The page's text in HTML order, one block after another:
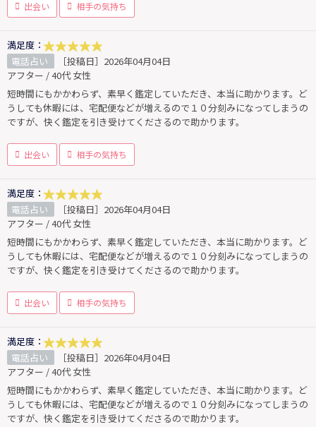
出会い 相手の気持ち
満足度：
電話占い
［投稿日］2026年04月04日
アフター / 40代 女性
短時間にもかかわらず、素早く鑑定していただき、本当に助かります。ど
うしても休暇には、宅配便などが増えるので１０分刻みになってしまうの
ですが、快く鑑定を引き受けてくださるので助かります。
出会い 相手の気持ち
満足度：
電話占い
［投稿日］2026年04月04日
アフター / 40代 女性
短時間にもかかわらず、素早く鑑定していただき、本当に助かります。ど
うしても休暇には、宅配便などが増えるので１０分刻みになってしまうの
ですが、快く鑑定を引き受けてくださるので助かります。
出会い 相手の気持ち
満足度：
電話占い
［投稿日］2026年04月04日
アフター / 40代 女性
短時間にもかかわらず、素早く鑑定していただき、本当に助かります。ど
うしても休暇には、宅配便などが増えるので１０分刻みになってしまうの
ですが、快く鑑定を引き受けてくださるので助かります。